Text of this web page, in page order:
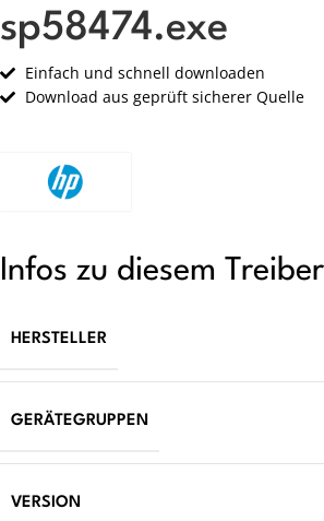
sp58474.exe
Einfach und schnell downloaden
Download aus geprüft sicherer Quelle
Infos zu diesem Treiber
HERSTELLER
GERÄTEGRUPPEN
VERSION